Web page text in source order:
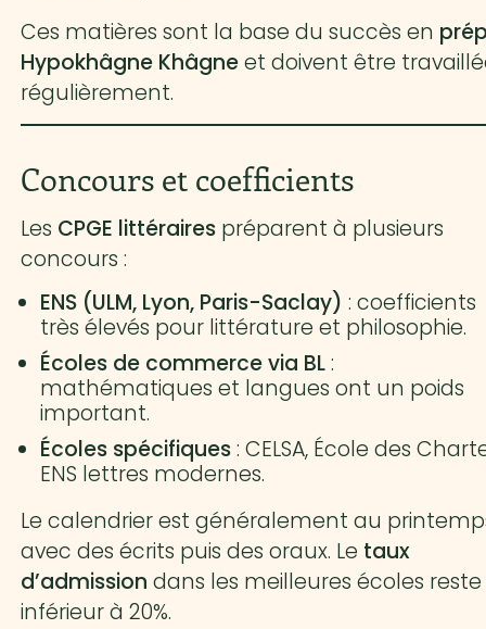
Ces matières sont la base du succès en
Hypokhâgne Khâgneet doivent être
régulièrement.
Concours et coefficients
Les CPGE littéraires préparent à plusieurs
concours :
ENS (ULM, Lyon, Paris-Saclay) : coefficients
très élevés pour littérature et philosophie.
Écoles de commerce via BL:
mathématiques et langues ont un poids
important.
Écoles spécifiques: CELSA, École des
ENS lettres modernes.
Le calendrier est généralement au
avec des écrits puis des oraux. Le taux
d’admission dans les meilleures écoles reste
inférieur à 20%.